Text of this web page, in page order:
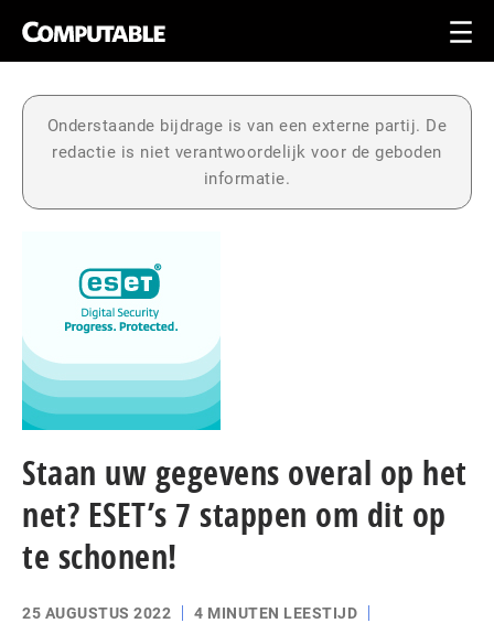
Onderstaande bijdrage is van een externe partij. De
redactie is niet verantwoordelijk voor de geboden
informatie.
Staan uw gegevens overal op het
net? ESET’s 7 stappen om dit op
te schonen!
25 AUGUSTUS 2022
4 MINUTEN LEESTIJD